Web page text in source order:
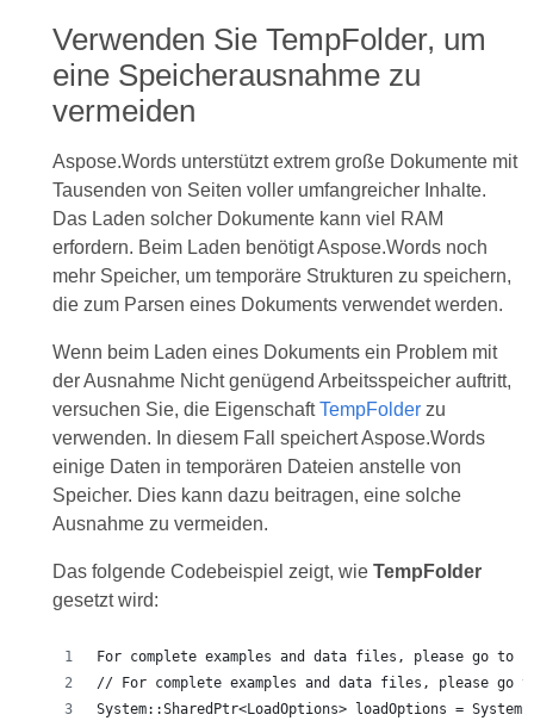
Verwenden Sie TempFolder, um
eine Speicherausnahme zu
vermeiden
Aspose.Words unterstützt extrem große Dokumente mit
Tausenden von Seiten voller umfangreicher Inhalte.
Das Laden solcher Dokumente kann viel RAM
erfordern. Beim Laden benötigt Aspose.Words noch
mehr Speicher, um temporäre Strukturen zu speichern,
die zum Parsen eines Dokuments verwendet werden.
Wenn beim Laden eines Dokuments ein Problem mit
der Ausnahme Nicht genügend Arbeitsspeicher auftritt,
versuchen Sie, die EigenschaftTempFolderzu
verwenden. In diesem Fall speichert Aspose.Words
einige Daten in temporären Dateien anstelle von
Speicher. Dies kann dazu beitragen, eine solche
Ausnahme zu vermeiden.
Das folgende Codebeispiel zeigt, wie TempFolder
gesetzt wird:
For complete examples and data files, please go to
// For complete examples and data files, please go
System::SharedPtr<LoadOptions> loadOptions =